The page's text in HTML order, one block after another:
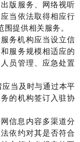
版服务、网络视听
当依法取得相应行
提供相关服务。
务机构应当设立信
服务规模相适应的
员管理、应急处置
当及时与通过本平
的机构签订入驻协
信息内容多渠道分
依约对其是否符合